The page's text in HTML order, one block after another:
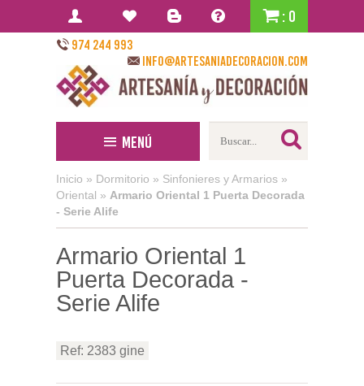
: 0
974 244 993
info@artesaniadecoracion.com
Menú
Inicio » Dormitorio » Sinfonieres y Armarios »
Oriental » Armario Oriental 1 Puerta Decorada
- Serie Alife
Armario Oriental 1
Puerta Decorada -
Serie Alife
Ref: 2383 gine